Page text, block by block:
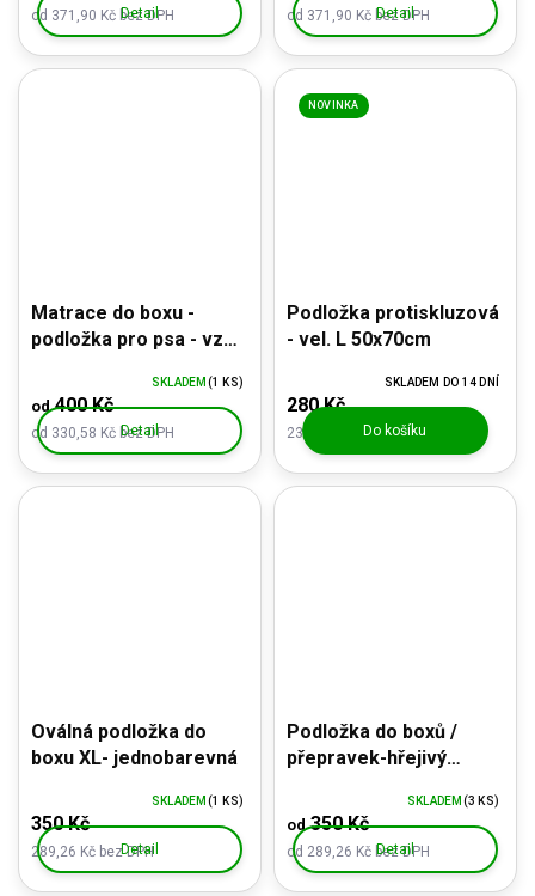
od 371,90 Kč bez DPH
Detail od 371,90 Kč bez DPH
Detail
Matrace do boxu -
podložka pro psa - vzor
od 330,58 Kč bez DPH
od400 Kč
SKLADEM (1 KS)
Detail
NOVINKA
Podložka protiskluzová
- vel. L 50x70cm
231,40 Kč bez DPH
280 Kč
SKLADEM DO 14 DNÍ
Do košíku
Oválná podložka do
boxu XL- jednobarevná
289,26 Kč bez DPH
350 Kč
SKLADEM (1 KS)
Detail
Podložka do boxů /
přepravek-hřejivý
od 289,26 Kč bez DPH
od350 Kč
SKLADEM (3 KS)
Detail